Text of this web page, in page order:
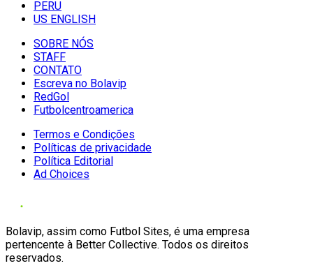
PERU
US ENGLISH
SOBRE NÓS
STAFF
CONTATO
Escreva no Bolavip
RedGol
Futbolcentroamerica
Termos e Condições
Políticas de privacidade
Política Editorial
Ad Choices
Bolavip, assim como Futbol Sites, é uma empresa
pertencente à Better Collective. Todos os direitos
reservados.